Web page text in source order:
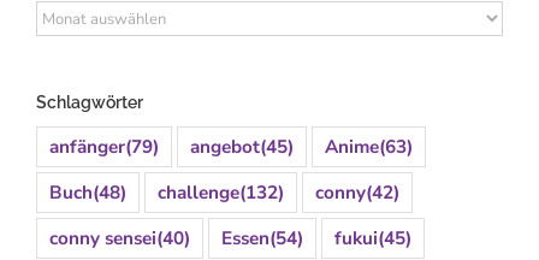
Archiv
Schlagwörter
anfänger(79) angebot(45) Anime(63)
Buch(48) challenge(132) conny(42)
conny sensei(40) Essen(54) fukui(45)